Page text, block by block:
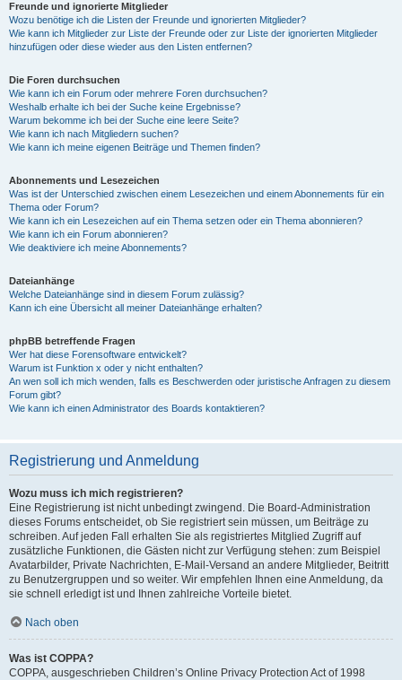
Freunde und ignorierte Mitglieder
Wozu benötige ich die Listen der Freunde und ignorierten Mitglieder?
Wie kann ich Mitglieder zur Liste der Freunde oder zur Liste der ignorierten Mitglieder
hinzufügen oder diese wieder aus den Listen entfernen?
Die Foren durchsuchen
Wie kann ich ein Forum oder mehrere Foren durchsuchen?
Weshalb erhalte ich bei der Suche keine Ergebnisse?
Warum bekomme ich bei der Suche eine leere Seite?
Wie kann ich nach Mitgliedern suchen?
Wie kann ich meine eigenen Beiträge und Themen finden?
Abonnements und Lesezeichen
Was ist der Unterschied zwischen einem Lesezeichen und einem Abonnements für ein
Thema oder Forum?
Wie kann ich ein Lesezeichen auf ein Thema setzen oder ein Thema abonnieren?
Wie kann ich ein Forum abonnieren?
Wie deaktiviere ich meine Abonnements?
Dateianhänge
Welche Dateianhänge sind in diesem Forum zulässig?
Kann ich eine Übersicht all meiner Dateianhänge erhalten?
phpBB betreffende Fragen
Wer hat diese Forensoftware entwickelt?
Warum ist Funktion x oder y nicht enthalten?
An wen soll ich mich wenden, falls es Beschwerden oder juristische Anfragen zu diesem
Forum gibt?
Wie kann ich einen Administrator des Boards kontaktieren?
Registrierung und Anmeldung
Wozu muss ich mich registrieren?
Eine Registrierung ist nicht unbedingt zwingend. Die Board-Administration
dieses Forums entscheidet, ob Sie registriert sein müssen, um Beiträge zu
schreiben. Auf jeden Fall erhalten Sie als registriertes Mitglied Zugriff auf
zusätzliche Funktionen, die Gästen nicht zur Verfügung stehen: zum Beispiel
Avatarbilder, Private Nachrichten, E-Mail-Versand an andere Mitglieder, Beitritt
zu Benutzergruppen und so weiter. Wir empfehlen Ihnen eine Anmeldung, da
sie schnell erledigt ist und Ihnen zahlreiche Vorteile bietet.
Nach oben
Was ist COPPA?
COPPA, ausgeschrieben Children’s Online Privacy Protection Act of 1998